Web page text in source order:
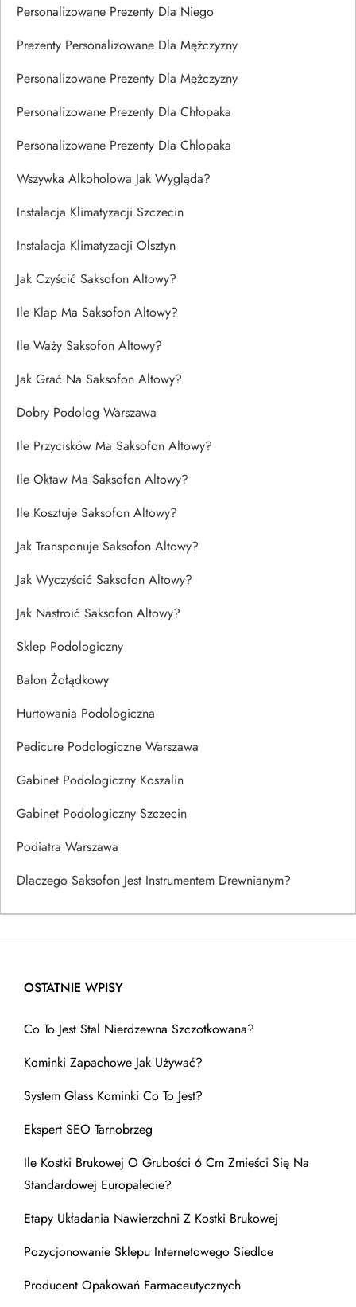
Personalizowane Prezenty Dla Niego
Prezenty Personalizowane Dla Mężczyzny
Personalizowane Prezenty Dla Mężczyzny
Personalizowane Prezenty Dla Chłopaka
Personalizowane Prezenty Dla Chlopaka
Wszywka Alkoholowa Jak Wygląda?
Instalacja Klimatyzacji Szczecin
Instalacja Klimatyzacji Olsztyn
Jak Czyścić Saksofon Altowy?
Ile Klap Ma Saksofon Altowy?
Ile Waży Saksofon Altowy?
Jak Grać Na Saksofon Altowy?
Dobry Podolog Warszawa
Ile Przycisków Ma Saksofon Altowy?
Ile Oktaw Ma Saksofon Altowy?
Ile Kosztuje Saksofon Altowy?
Jak Transponuje Saksofon Altowy?
Jak Wyczyścić Saksofon Altowy?
Jak Nastroić Saksofon Altowy?
Sklep Podologiczny
Balon Żołądkowy
Hurtowania Podologiczna
Pedicure Podologiczne Warszawa
Gabinet Podologiczny Koszalin
Gabinet Podologiczny Szczecin
Podiatra Warszawa
Dlaczego Saksofon Jest Instrumentem Drewnianym?
OSTATNIE WPISY
Co To Jest Stal Nierdzewna Szczotkowana?
Kominki Zapachowe Jak Używać?
System Glass Kominki Co To Jest?
Ekspert SEO Tarnobrzeg
Ile Kostki Brukowej O Grubości 6 Cm Zmieści Się Na
Standardowej Europalecie?
Etapy Układania Nawierzchni Z Kostki Brukowej
Pozycjonowanie Sklepu Internetowego Siedlce
Producent Opakowań Farmaceutycznych